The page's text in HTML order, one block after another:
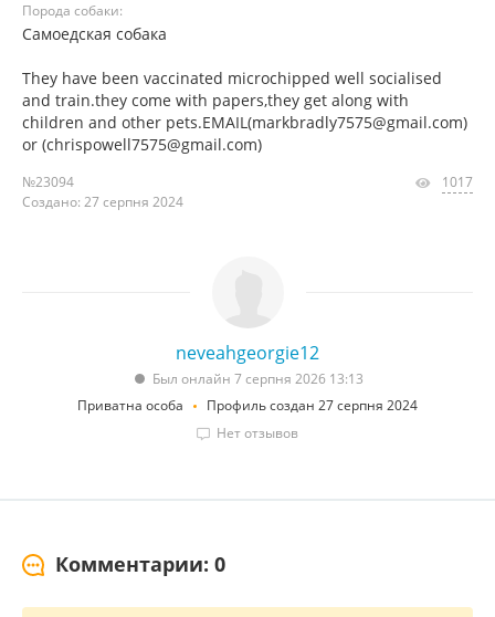
Порода собаки:
Самоедская собака
They have been vaccinated microchipped well socialised
and train.they come with papers,they get along with
children and other pets.EMAIL(markbradly7575@gmail.com)
or (chrispowell7575@gmail.com)
№23094
Создано: 27 серпня 2024
1017
neveahgeorgie12
Был онлайн 7 серпня 2026 13:13
Приватна особа
Профиль создан 27 серпня 2024
Нет отзывов
Комментарии: 0